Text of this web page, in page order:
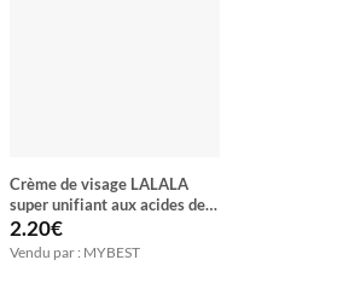
Crème de visage LALALA
super unifiant aux acides de
fruits collagène et vitamine C
& E
2.20€
Vendu par : MYBEST